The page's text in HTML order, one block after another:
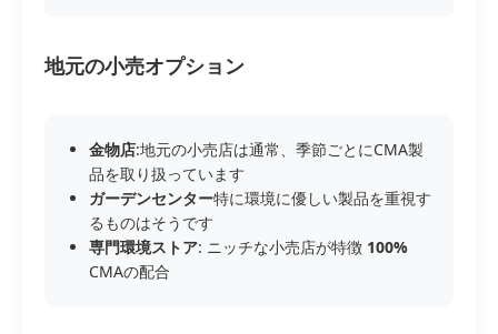
地元の小売オプション
金物店:地元の小売店は通常、季節ごとにCMA製
品を取り扱っています
ガーデンセンター特に環境に優しい製品を重視す
るものはそうです
専門環境ストア: ニッチな小売店が特徴 100%
CMAの配合